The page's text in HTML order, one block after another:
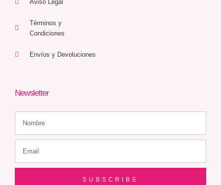
Aviso Legal
Términos y
Condiciones
Envíos y Devoluciones
Newsletter
SUBSCRIBE